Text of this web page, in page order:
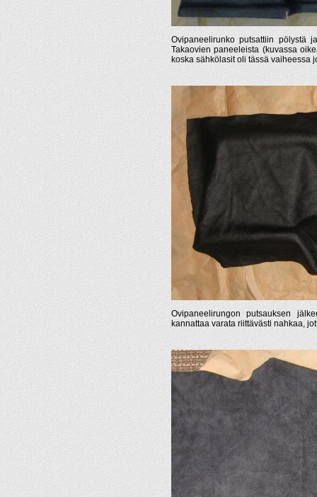
Ovipaneelirunko putsattiin pölystä
Takaovien paneeleista (kuvassa
koska sähkölasit oli tässä vaiheessa
Ovipaneelirungon putsauksen
kannattaa varata riittävästi nahkaa,